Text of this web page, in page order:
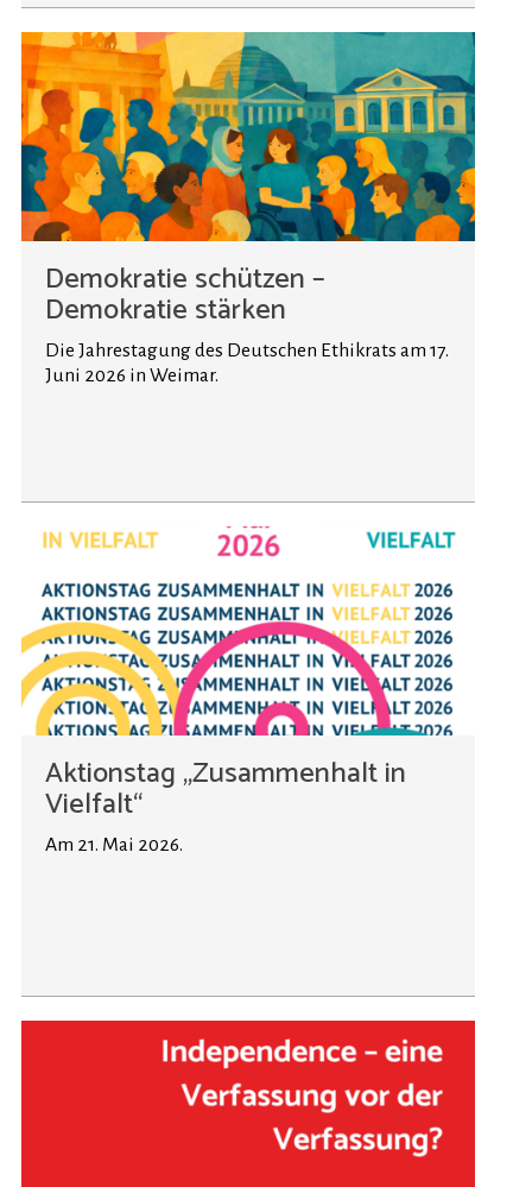
Demokratie schützen –
Demokratie stärken
Die Jahrestagung des Deutschen Ethikrats am 17.
Juni 2026 in Weimar.
Aktionstag „Zusammenhalt in
Vielfalt“
Am 21. Mai 2026.